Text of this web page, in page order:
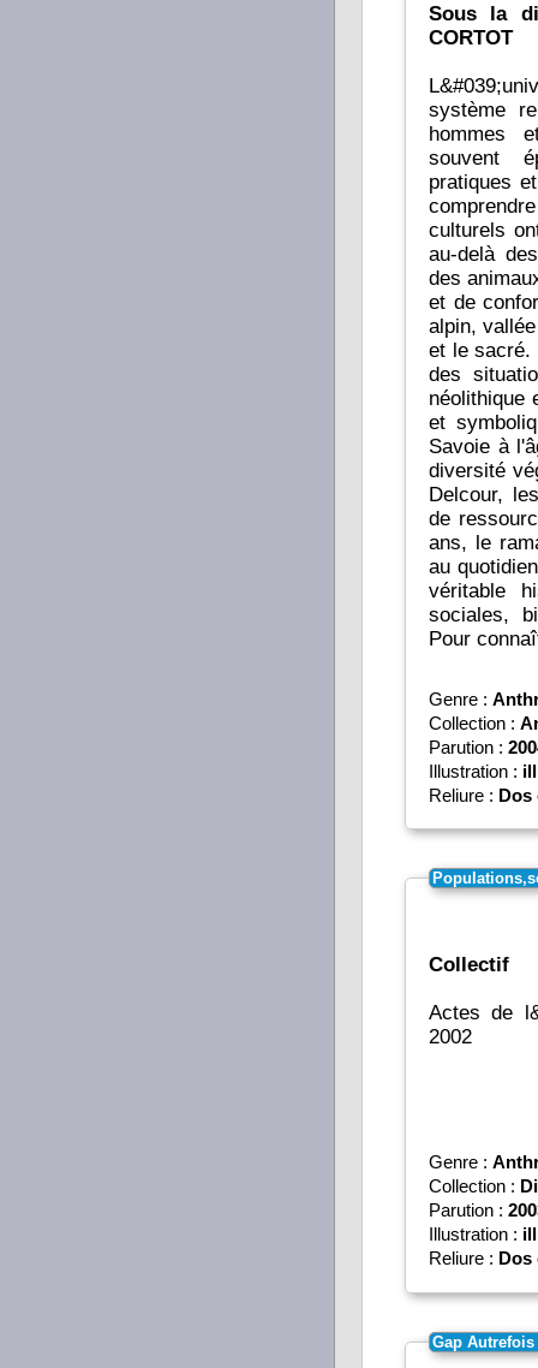
Sous la
CORTOT
système
hommes
souvent
pratiques
culturels
au-delà
des
et de
alpin,
et le sacré.
des
néolithique
et
Savoie à
diversité
Delcour,
de
ans, le
au
véritable
sociales,
Pour
Genre :
Collection :
Parution :
Illustration :
Reliure : Dos
Collectif
Actes de
2002
Genre :
Collection :
Parution :
Illustration :
Reliure : Dos
Gap Autrefois